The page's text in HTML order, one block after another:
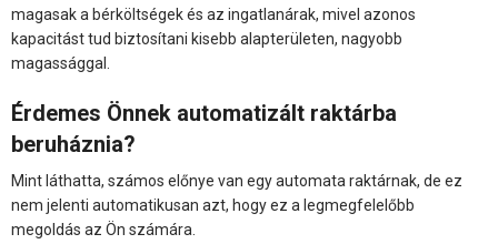
magasak a bérköltségek és az ingatlanárak, mivel azonos
kapacitást tud biztosítani kisebb alapterületen, nagyobb
magassággal.
Érdemes Önnek automatizált raktárba
beruháznia?
Mint láthatta, számos előnye van egy automata raktárnak, de ez
nem jelenti automatikusan azt, hogy ez a legmegfelelőbb
megoldás az Ön számára.